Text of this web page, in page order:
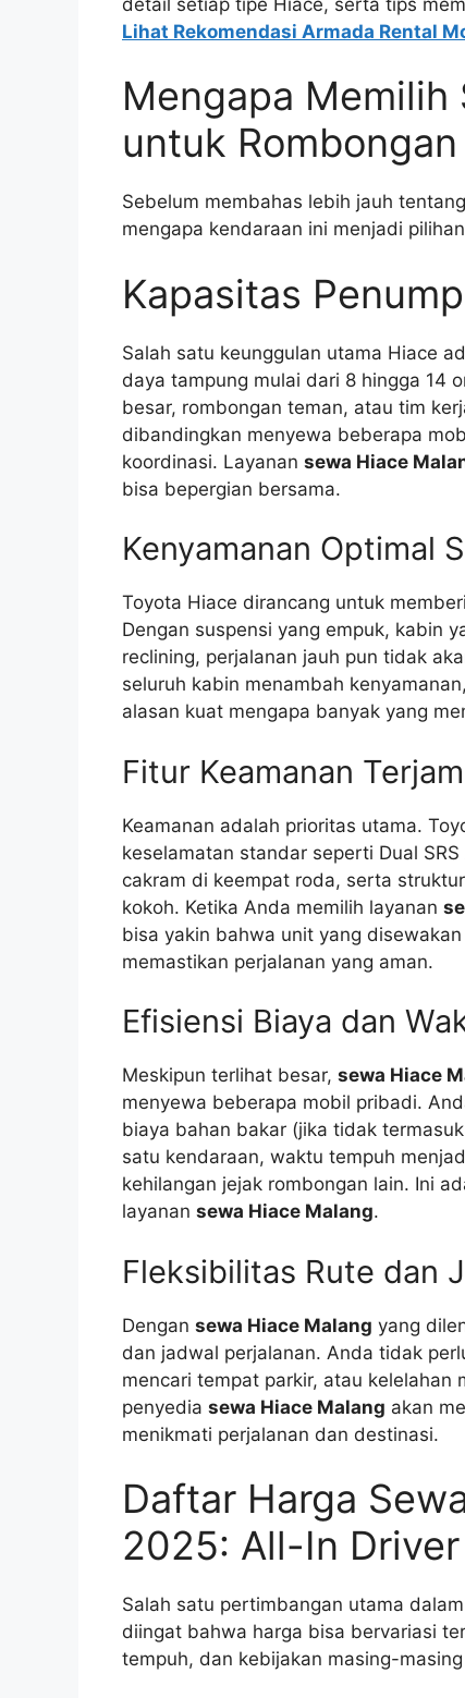
Lihat Rekomendasi Armada Rental
Mengapa Memilih
untuk
Sebelum membahas lebih jauh
mengapa kendaraan ini menjadi
Kapasitas
Salah satu keunggulan utama Hiace
daya tampung mulai dari 8 hingga 14
besar, rombongan teman, atau tim
dibandingkan menyewa beberapa
koordinasi. Layanan sewa Hiace
bisa bepergian bersama.
Kenyamanan Optimal
Toyota Hiace dirancang untuk
Dengan suspensi yang empuk, kabin
reclining, perjalanan jauh pun tidak
seluruh kabin menambah
alasan kuat mengapa banyak yang
Fitur Keamanan
Keamanan adalah prioritas utama.
keselamatan standar seperti Dual
cakram di keempat roda, serta
kokoh. Ketika Anda memilih layanan
bisa yakin bahwa unit yang
memastikan perjalanan yang aman.
Efisiensi Biaya dan
Meskipun terlihat besar, sewa Hiace
menyewa beberapa mobil pribadi.
biaya bahan bakar (jika tidak
satu kendaraan, waktu tempuh
kehilangan jejak rombongan lain. Ini
layanan sewa Hiace Malang.
Fleksibilitas Rute dan
Dengan sewa Hiace Malang yang
dan jadwal perjalanan. Anda tidak
mencari tempat parkir, atau kelelahan
penyedia sewa Hiace Malang akan
menikmati perjalanan dan destinasi.
Daftar Harga
2025: All-In
Salah satu pertimbangan utama
diingat bahwa harga bisa bervariasi
tempuh, dan kebijakan masing-